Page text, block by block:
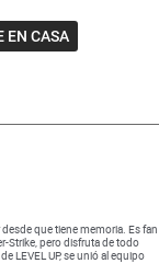
EN CASA
que tiene memoria. Es fan
Strike, pero disfruta de todo
LEVEL UP, se unió al equipo